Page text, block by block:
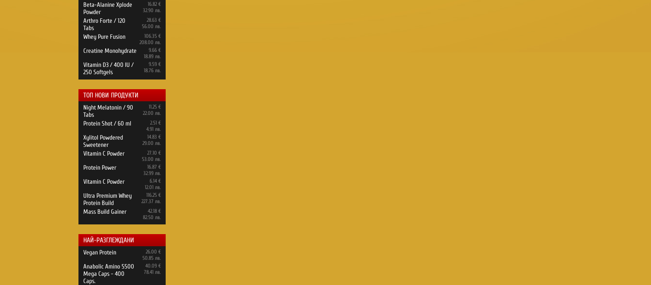
Beta-Alanine Xplode
Powder
16.82 €
32.90 лв.
Arthro Forte / 120
Tabs
28.63 €
56.00 лв.
Whey Pure Fusion
106.35 €
208.00 лв.
Creatine Monohydrate
9.66 €
18.89 лв.
Vitamin D3 / 400 IU /
250 Softgels
9.59 €
18.76 лв.
ТОП НОВИ ПРОДУКТИ
Night Melatonin / 90
Tabs
11.25 €
22.00 лв.
Protein Shot / 60 ml
2.51 €
4.91 лв.
Xylitol Powdered
Sweetener
14.83 €
29.00 лв.
Vitamin C Powder
27.10 €
53.00 лв.
Protein Power
16.87 €
32.99 лв.
Vitamin C Powder
6.14 €
12.01 лв.
Ultra Premium Whey
Protein Build
116.25 €
227.37 лв.
Mass Build Gainer
42.18 €
82.50 лв.
НАЙ-РАЗГЛЕЖДАНИ
Vegan Protein
26.00 €
50.85 лв.
Anabolic Amino 5500
Mega Caps - 400
Caps.
40.09 €
78.41 лв.